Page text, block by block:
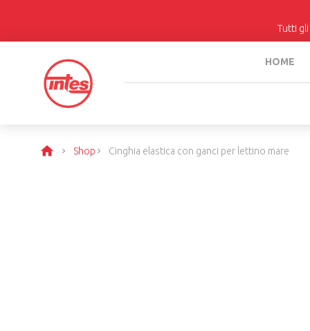
Tutti
HOME
Shop Cinghia elastica con ganci per lettino mare